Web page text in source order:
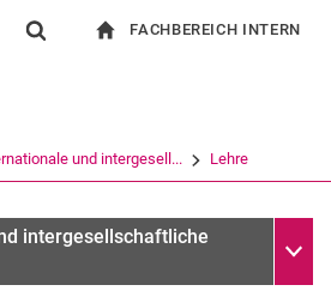
Springe direkt zu: Inhalt
Springe direkt zu: Suche
Springe direkt zu:
(öffnet externen Link in einem
FACHBEREICH INTERN
und intergesell... Lehre
Burchardt
intergesellschaftliche